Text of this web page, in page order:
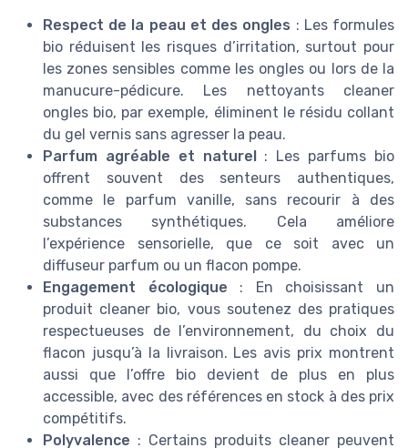
Respect de la peau et des ongles : Les formules
bio réduisent les risques d’irritation, surtout pour
les zones sensibles comme les ongles ou lors de la
manucure-pédicure. Les nettoyants cleaner
ongles bio, par exemple, éliminent le résidu collant
du gel vernis sans agresser la peau.
Parfum agréable et naturel: Les parfums bio
offrent souvent des senteurs authentiques,
comme le parfum vanille, sans recourir à des
substances synthétiques. Cela améliore
l’expérience sensorielle, que ce soit avec un
diffuseur parfum ou un flacon pompe.
Engagement écologique : En choisissant un
produit cleaner bio, vous soutenez des pratiques
respectueuses de l’environnement, du choix du
flacon jusqu’à la livraison. Les avis prix montrent
aussi que l’offre bio devient de plus en plus
accessible, avec des références en stock à des prix
compétitifs.
Polyvalence : Certains produits cleaner peuvent